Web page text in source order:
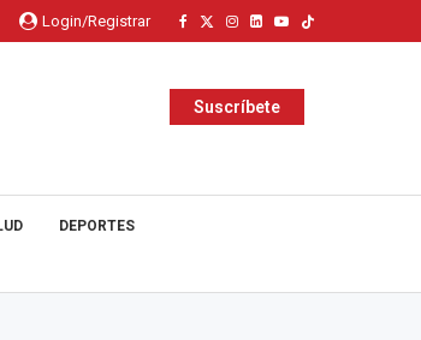
Login/Registrar
Suscríbete
DEPORTES